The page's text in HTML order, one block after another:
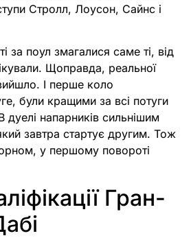
Стролл, Лоусон, Сайнс і
за поул змагалися саме ті, від
Щоправда, реальної
І перше коло
були кращими за всі потуги
дуелі напарників сильнішим
завтра стартує другим. Тож
у першому повороті
Гран-